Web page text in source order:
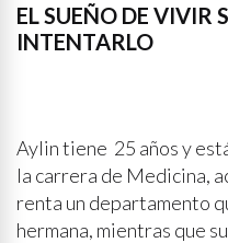
EL SUEÑO DE VIVIR
INTENTARLO
Aylin tiene 25 años y
la carrera de Medicina,
renta un departamento
hermana, mientras que